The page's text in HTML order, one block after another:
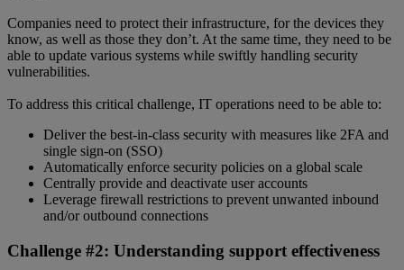
Companies need to protect their infrastructure, for the devices they
know, as well as those they don’t. At the same time, they need to be
able to update various systems while swiftly handling security
vulnerabilities.
To address this critical challenge, IT operations need to be able to:
Deliver the best-in-class security with measures like 2FA and
single sign-on (SSO)
Automatically enforce security policies on a global scale
Centrally provide and deactivate user accounts
Leverage firewall restrictions to prevent unwanted inbound
and/or outbound connections
Challenge #2: Understanding support effectiveness